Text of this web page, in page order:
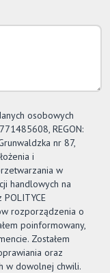
osobowych
REGON:
nr 87,
i
w
handlowych na
rozporządzenia o
poinformowany,
Zostałem
oraz
w dowolnej chwili.